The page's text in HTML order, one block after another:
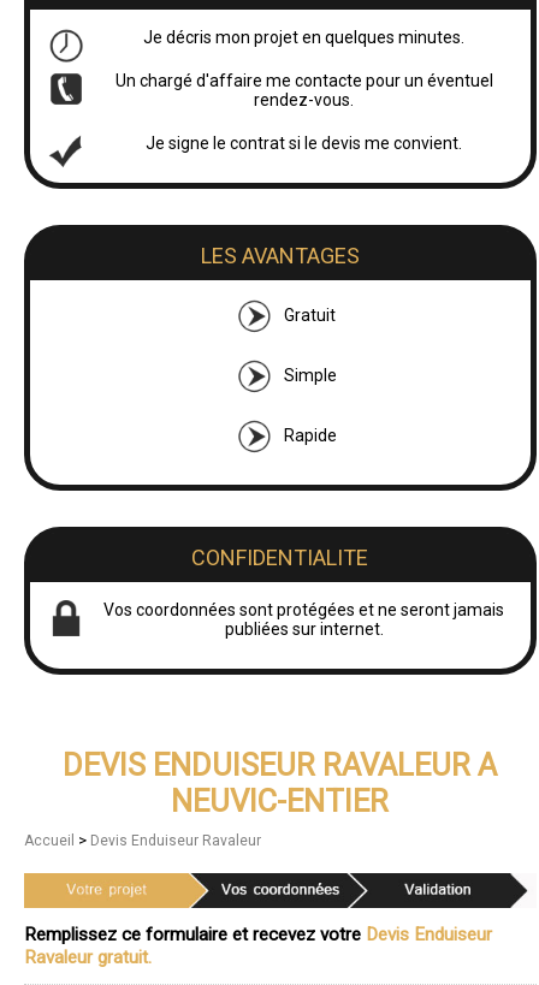
Je décris mon projet en quelques minutes.
Un chargé d'affaire me contacte pour un éventuel
rendez-vous.
Je signe le contrat si le devis me convient.
LES AVANTAGES
Gratuit
Simple
Rapide
CONFIDENTIALITE
Vos coordonnées sont protégées et ne seront jamais
publiées sur internet.
DEVIS ENDUISEUR RAVALEUR A
NEUVIC-ENTIER
Accueil > Devis Enduiseur Ravaleur
Remplissez ce formulaire et recevez votre Devis Enduiseur
Ravaleur gratuit.